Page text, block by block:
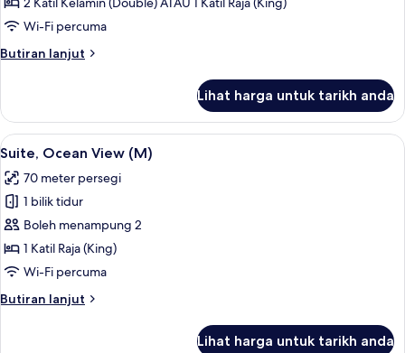
Ocean
(M)
Wi-Fi percuma
Butiran lanjut
Butiran
Suite,
Ocean
View
Lihat harga untuk tarikh anda
Lihat
semua
foto
untuk
Suite,
Ocean
View
Bar mini, peti besi dalam bilik,
2
Suite, Ocean View (M)
70 meter persegi
1 bilik tidur
Boleh menampung 2
1 Katil Raja (King)
Wi-Fi percuma
Butiran lanjut
Butiran
Lihat harga untuk tarikh anda